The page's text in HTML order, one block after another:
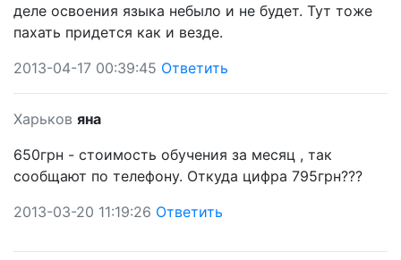
деле освоения языка небыло и не будет. Тут тоже
пахать придется как и везде.
2013-04-17 00:39:45 Ответить
Харьков яна
650грн - стоимость обучения за месяц , так
сообщают по телефону. Откуда цифра 795грн???
2013-03-20 11:19:26 Ответить